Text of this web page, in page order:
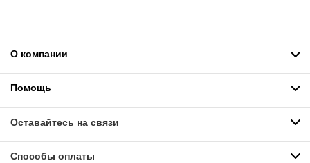
О компании
Помощь
Оставайтесь на связи
Способы оплаты